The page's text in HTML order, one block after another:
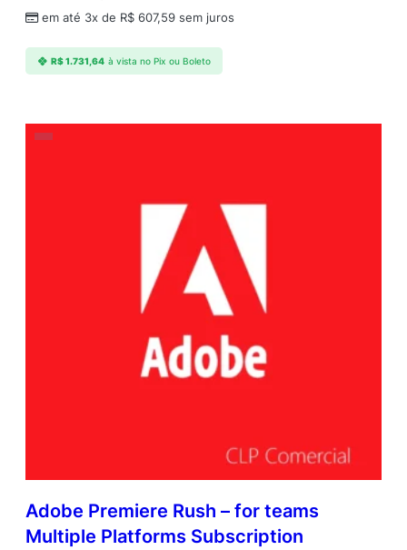
em até 3x de R$ 607,59 sem juros
R$1.731,64 à vista no Pix ou Boleto
Adobe Premiere Rush – for teams
Multiple Platforms Subscription